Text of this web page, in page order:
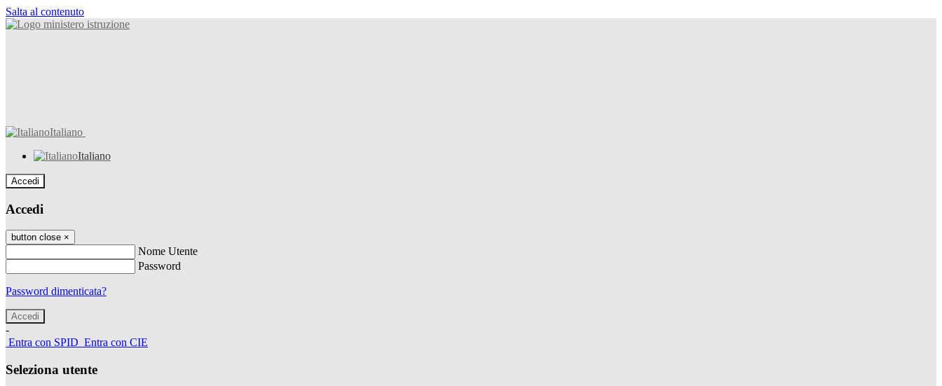
Salta al contenuto
Italiano
Italiano
Accedi
Accedi
button close ×
Nome Utente
Password
Password dimenticata?
-
Entra con SPID Entra con CIE
Seleziona utente